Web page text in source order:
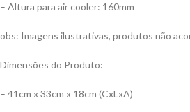
– Altura para air cooler: 160mm
obs: Imagens ilustrativas, produtos não
Dimensões do Produto:
– 41cm x 33cm x 18cm (CxLxA)